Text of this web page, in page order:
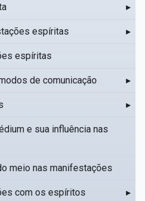
▸
espíritas ▸
espíritas
de comunicação ▸
▸
e sua influência nas
meio nas manifestações
com os espíritos ▸